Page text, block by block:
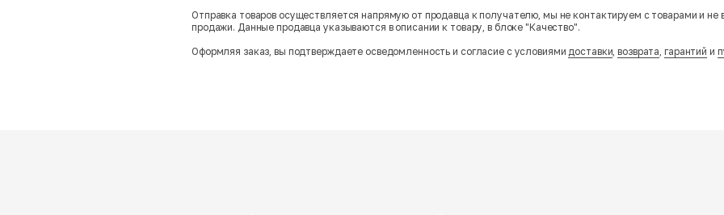
Отправка товаров осуществляется напрямую от продавца к получателю, мы не контактируем с товарами и
продажи. Данные продавца указываются в описании к товару, в блоке "Качество".
Оформляя заказ, вы подтверждаете осведомленность и согласие с условиямидоставки,возврата, гарантий и